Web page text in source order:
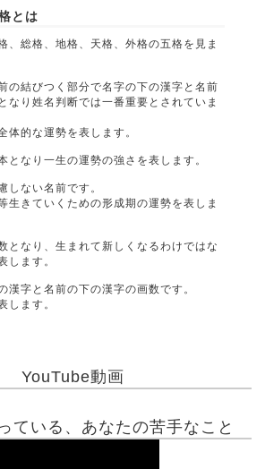
とは
、総格、地格、天格、外格の五格を見ま
の結びつく部分で名字の下の漢字と名前
なり姓名判断では一番重要とされていま
体的な運勢を表します。
となり一生の運勢の強さを表します。
しない名前です。
生きていくための形成期の運勢を表しま
となり、生まれて新しくなるわけではな
します。
漢字と名前の下の漢字の画数です。
します。
YouTube動画
ている、あなたの苦手なこと